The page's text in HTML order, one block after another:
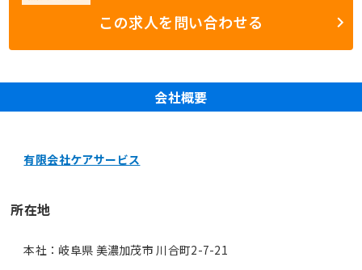
この求人を問い合わせる
会社概要
有限会社ケアサービス
所在地
本社：岐阜県 美濃加茂市 川合町2-7-21